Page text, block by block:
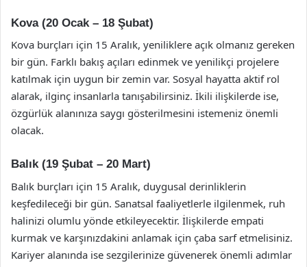
Kova (20 Ocak – 18 Şubat)
Kova burçları için 15 Aralık, yeniliklere açık olmanız gereken
bir gün. Farklı bakış açıları edinmek ve yenilikçi projelere
katılmak için uygun bir zemin var. Sosyal hayatta aktif rol
alarak, ilginç insanlarla tanışabilirsiniz. İkili ilişkilerde ise,
özgürlük alanınıza saygı gösterilmesini istemeniz önemli
olacak.
Balık (19 Şubat – 20 Mart)
Balık burçları için 15 Aralık, duygusal derinliklerin
keşfedileceği bir gün. Sanatsal faaliyetlerle ilgilenmek, ruh
halinizi olumlu yönde etkileyecektir. İlişkilerde empati
kurmak ve karşınızdakini anlamak için çaba sarf etmelisiniz.
Kariyer alanında ise sezgilerinize güvenerek önemli adımlar